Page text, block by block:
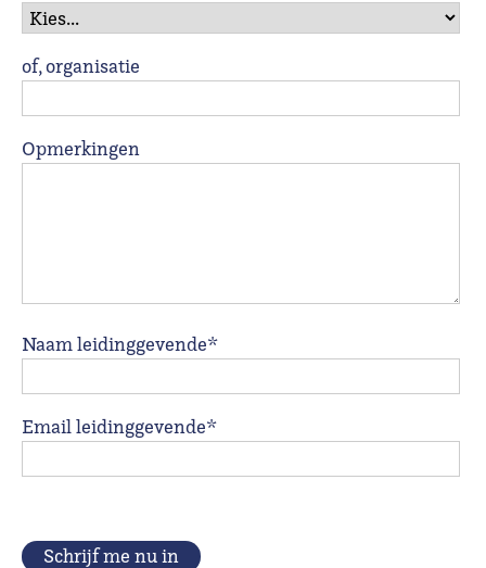
of, organisatie
Opmerkingen
Naam leidinggevende*
Email leidinggevende*
Schrijf me nu in